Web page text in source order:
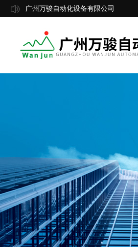
广州万骏自动化设备有限公司